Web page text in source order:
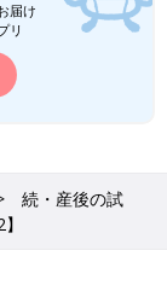
くるのです。そ
届け
リ
続・産後の試